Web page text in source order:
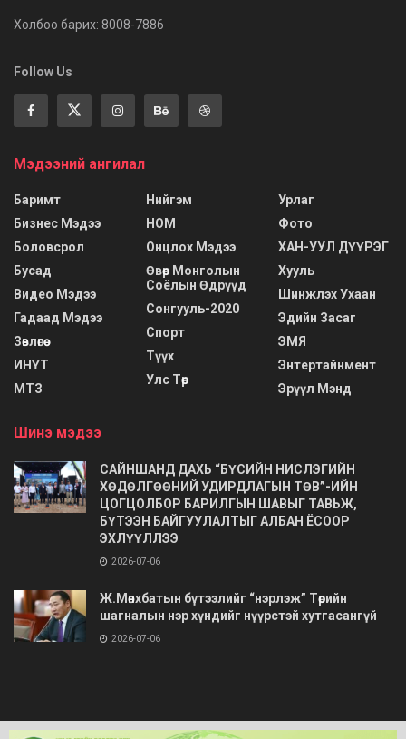
Холбоо барих: 8008-7886
Follow Us
Мэдээний ангилал
Баримт
Бизнес Мэдээ
Боловсрол
Бусад
Видео Мэдээ
Гадаад Мэдээ
Зөвлөгөө
ИНҮТ
МТЗ
Нийгэм
НОМ
Онцлох Мэдээ
Өвөр Монголын
Соёлын Өдрүүд
Сонгууль-2020
Спорт
Түүх
Улс Төр
Урлаг
Фото
ХАН-УУЛ ДҮҮРЭГ
Хууль
Шинжлэх Ухаан
Эдийн Засаг
ЭМЯ
Энтертайнмент
Эрүүл Мэнд
Шинэ мэдээ
САЙНШАНД ДАХЬ “БҮСИЙН НИСЛЭГИЙН
ХӨДӨЛГӨӨНИЙ УДИРДЛАГЫН ТӨВ”-ИЙН
ЦОГЦОЛБОР БАРИЛГЫН ШАВЫГ ТАВЬЖ,
БҮТЭЭН БАЙГУУЛАЛТЫГ АЛБАН ЁСООР
ЭХЛҮҮЛЛЭЭ
2026-07-06
Ж.Мөнхбатын бүтээлийг “нэрлэж” Төрийн
шагналын нэр хүндийг нүүрстэй хутгасангүй
2026-07-06